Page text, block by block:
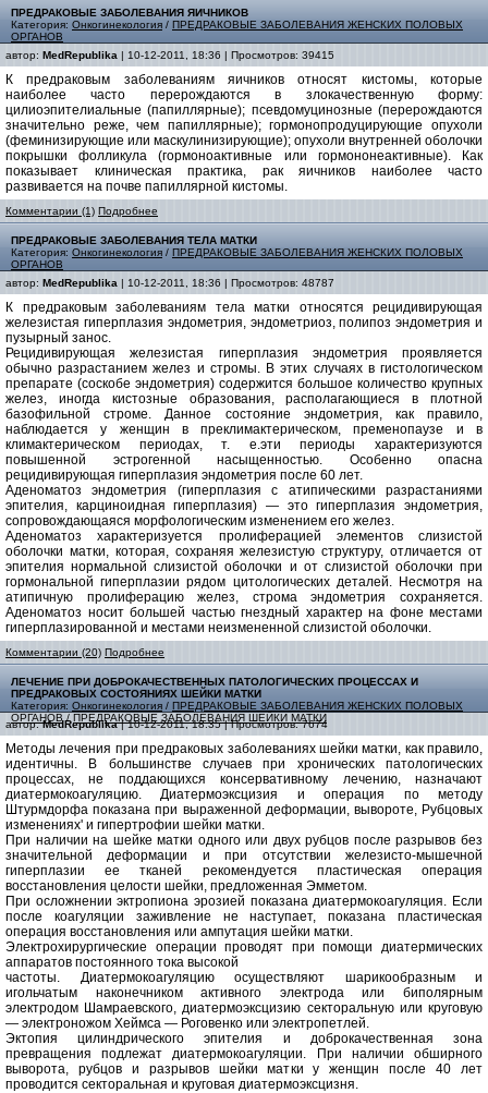
ПРЕДРАКОВЫЕ ЗАБОЛЕВАНИЯ ЯИЧНИКОВ
Категория: Онкогинекология / ПРЕДРАКОВЫЕ ЗАБОЛЕВАНИЯ ЖЕНСКИХ ПОЛОВЫХ
ОРГАНОВ
автор: MedRepublika | 10-12-2011, 18:36 | Просмотров: 39415
К предраковым заболеваниям яичников относят кистомы, которые
наиболее часто перерождаются в злокачественную форму:
цилиоэпителиальные (папиллярные); псевдомуцинозные (перерождаются
значительно реже, чем папиллярные); гормонопродуцирующие опухоли
(феминизирующие или маскулинизирующие); опухоли внутренней оболочки
покрышки фолликула (гормоноактивные или гормононеактивные). Как
показывает клиническая практика, рак яичников наиболее часто
развивается на почве папиллярной кистомы.
Комментарии (1) Подробнее
ПРЕДРАКОВЫЕ ЗАБОЛЕВАНИЯ ТЕЛА МАТКИ
Категория: Онкогинекология / ПРЕДРАКОВЫЕ ЗАБОЛЕВАНИЯ ЖЕНСКИХ ПОЛОВЫХ
ОРГАНОВ
автор: MedRepublika | 10-12-2011, 18:36 | Просмотров: 48787
К предраковым заболеваниям тела матки относятся рецидивирующая
железистая гиперплазия эндометрия, эндометриоз, полипоз эндометрия и
пузырный занос.
Рецидивирующая железистая гиперплазия эндометрия проявляется
обычно разрастанием желез и стромы. В этих случаях в гистологическом
препарате (соскобе эндометрия) содержится большое количество крупных
желез, иногда кистозные образования, располагающиеся в плотной
базофильной строме. Данное состояние эндометрия, как правило,
наблюдается у женщин в преклимактерическом, пременопаузе и в
климактерическом периодах, т. е.эти периоды характеризуются
повышенной эстрогенной насыщенностью. Особенно опасна
рецидивирующая гиперплазия эндометрия после 60 лет.
Аденоматоз эндометрия (гиперплазия с атипическими разрастаниями
эпителия, карциноидная гиперплазия) — это гиперплазия эндометрия,
сопровождающаяся морфологическим изменением его желез.
Аденоматоз характеризуется пролиферацией элементов слизистой
оболочки матки, которая, сохраняя железистую структуру, отличается от
эпителия нормальной слизистой оболочки и от слизистой оболочки при
гормональной гиперплазии рядом цитологических деталей. Несмотря на
атипичную пролиферацию желез, строма эндометрия сохраняется.
Аденоматоз носит большей частью гнездный характер на фоне местами
гиперплазированной и местами неизмененной слизистой оболочки.
Комментарии (20) Подробнее
ЛЕЧЕНИЕ ПРИ ДОБРОКАЧЕСТВЕННЫХ ПАТОЛОГИЧЕСКИХ ПРОЦЕССАХ И
ПРЕДРАКОВЫХ СОСТОЯНИЯХ ШЕЙКИ МАТКИ
Категория: Онкогинекология / ПРЕДРАКОВЫЕ ЗАБОЛЕВАНИЯ ЖЕНСКИХ ПОЛОВЫХ
ОРГАНОВ / ПРЕДРАКОВЫЕ ЗАБОЛЕВАНИЯ ШЕЙКИ МАТКИ
автор:MedRepublika| 10-12-2011, 18:35 | Просмотров: 7674
Методы лечения при предраковых заболеваниях шейки матки, как правило,
идентичны. В большинстве случаев при хронических патологических
процессах, не поддающихся консервативному лечению, назначают
диатермокоагуляцию. Диатермоэксцизия и операция по методу
Штурмдорфа показана при выраженной деформации, вывороте, Рубцовых
изменениях' и гипертрофии шейки матки.
При наличии на шейке матки одного или двух рубцов после разрывов без
значительной деформации и при отсутствии железисто-мышечной
гиперплазии ее тканей рекомендуется пластическая операция
восстановления целости шейки, предложенная Эмметом.
При осложнении эктропиона эрозией показана диатермокоагуляция. Если
после коагуляции заживление не наступает, показана пластическая
операция восстановления или ампутация шейки матки.
Электрохирургические операции проводят при помощи диатермических
аппаратов постоянного тока высокой
частоты. Диатермокоагуляцию осуществляют шарикообразным и
игольчатым наконечником активного электрода или биполярным
электродом Шамраевского, диатермоэксцизию секторальную или круговую
— электроножом Хеймса — Роговенко или электропетлей.
Эктопия цилиндрического эпителия и доброкачественная зона
превращения подлежат диатермокоагуляции. При наличии обширного
выворота, рубцов и разрывов шейки матки у женщин после 40 лет
проводится секторальная и круговая диатермоэксцизня.